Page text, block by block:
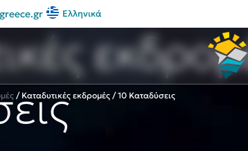
Ελληνικά
/ Καταδυτικές εκδρομές / 10 Καταδύσεις